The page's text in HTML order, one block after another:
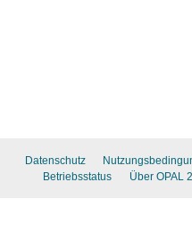
Datenschutz
Betriebsstatus
Über OPAL